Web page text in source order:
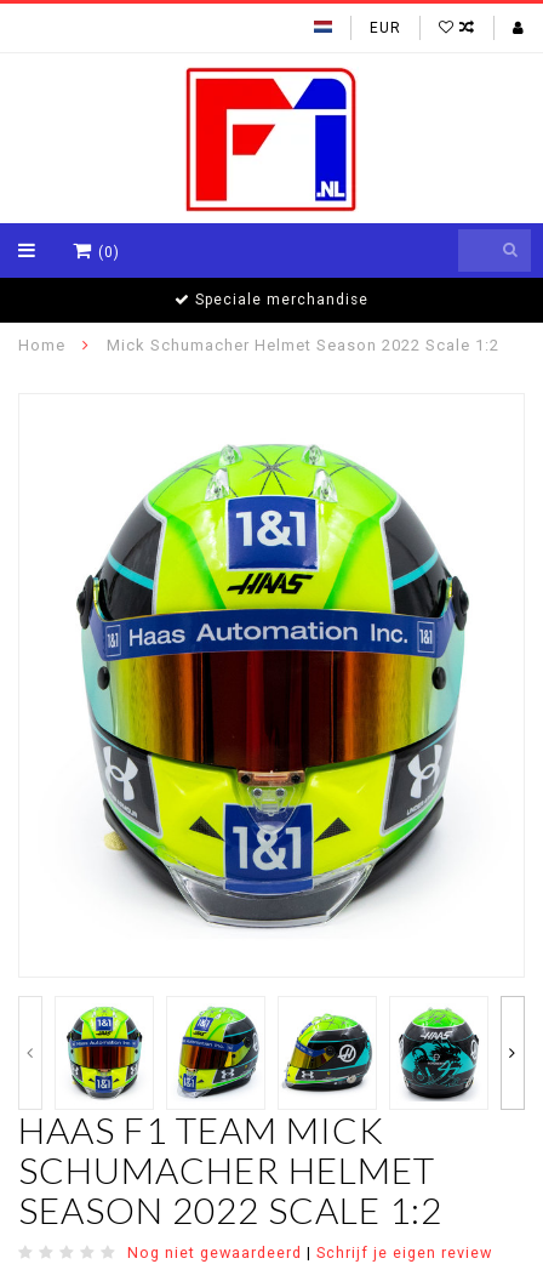
EUR
(0)
Speciale merchandise
Home Mick Schumacher Helmet Season 2022 Scale 1:2
HAAS F1 TEAM MICK
SCHUMACHER HELMET
SEASON 2022 SCALE 1:2
Nog niet gewaardeerd | Schrijf je eigen review